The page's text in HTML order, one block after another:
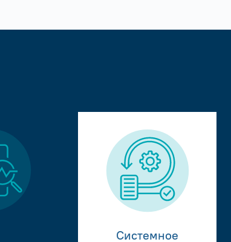
Системное